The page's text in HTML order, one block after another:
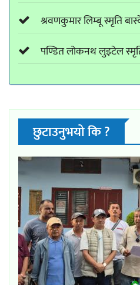
श्रवणकुमार लिम्बू स्मृति
पण्डित लोकनथ लुइटेल स्मृति
छुटाउनुभयो कि ?